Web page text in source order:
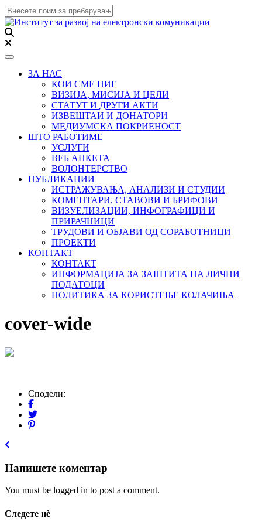
Toggle navigation
ЗА НАС
КОИ СМЕ НИЕ
ВИЗИЈА, МИСИЈА И ЦЕЛИ
СТАТУТ И ДРУГИ АКТИ
ИЗВЕШТАИ И ДОНАТОРИ
МЕДИУМСКА ПОКРИЕНОСТ
ШТО РАБОТИМЕ
УСЛУГИ
ВЕБ АНКЕТА
ВОЛОНТЕРСТВО
ПУБЛИКАЦИИ
ИСТРАЖУВАЊА, АНАЛИЗИ И СТУДИИ
КОМЕНТАРИ, СТАВОВИ И БРИФОВИ
ВИЗУЕЛИЗАЦИИ, ИНФОГРАФИЦИ И
ПРИРАЧНИЦИ
ТРУДОВИ И ОБЈАВИ ОД СОРАБОТНИЦИ
ПРОЕКТИ
КОНТАКТ
КОНТАКТ
ИНФОРМАЦИЈА ЗА ЗАШТИТА НА ЛИЧНИ
ПОДАТОЦИ
ПОЛИТИКА ЗА КОРИСТЕЊЕ КОЛАЧИЊА
cover-wide
Сподели:
Напишете коментар
You must be logged in to post a comment.
Следете нѐ